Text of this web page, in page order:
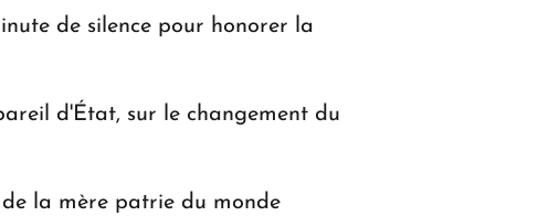
de silence pour honorer la
d'État, sur le changement du
la mère patrie du monde